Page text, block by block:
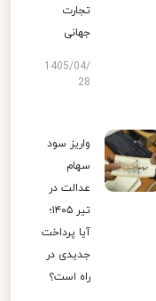
تجارت
جهانی
1405/04/
28
واریز سود
سهام
عدالت در
تیر ۱۴۰۵؛
آیا پرداخت
جدیدی در
راه است؟